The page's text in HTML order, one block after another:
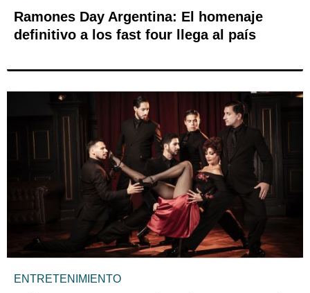
Ramones Day Argentina: El homenaje
definitivo a los fast four llega al país
ENTRETENIMIENTO